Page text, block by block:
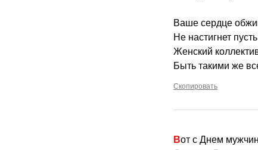
Ваше сердце
Не настигнет
Женский
Быть такими же
Скопировать
Вот с Днем